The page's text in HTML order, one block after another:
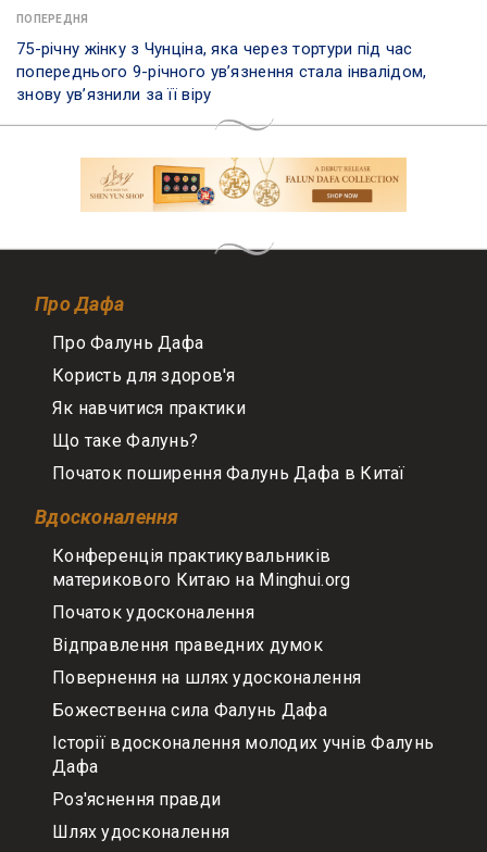
ПОПЕРЕДНЯ
75-річну жінку з Чунціна, яка через тортури під час
попереднього 9-річного ув’язнення стала інвалідом,
знову ув’язнили за її віру
Про Дафа
Про Фалунь Дафа
Користь для здоров'я
Як навчитися практики
Що таке Фалунь?
Початок поширення Фалунь Дафа в Китаї
Вдосконалення
Конференція практикувальників
материкового Китаю на Minghui.org
Початок удосконалення
Відправлення праведних думок
Повернення на шлях удосконалення
Божественна сила Фалунь Дафа
Історії вдосконалення молодих учнів Фалунь
Дафа
Роз'яснення правди
Шлях удосконалення